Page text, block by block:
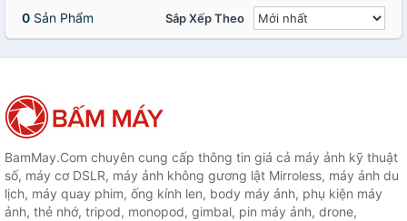
0 Sản Phẩm Sắp Xếp Theo
BamMay.Com chuyên cung cấp thông tin giá cả máy ảnh kỹ thuật
số, máy cơ DSLR, máy ảnh không gương lật Mirroless, máy ảnh du
lịch, máy quay phim, ống kính len, body máy ảnh, phụ kiện máy
ảnh, thẻ nhớ, tripod, monopod, gimbal, pin máy ảnh, drone,